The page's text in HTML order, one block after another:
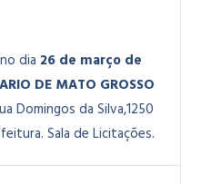
dia 26 de março de
DE MATO GROSSO
Domingos da Silva,1250
Sala de Licitações.